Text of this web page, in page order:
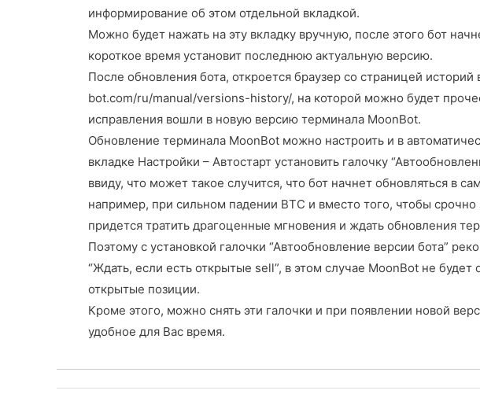
информирование об этом отдельной вкладкой.
Можно будет нажать на эту вкладку вручную, после этого бот
короткое время установит последнюю актуальную версию.
После обновления бота, откроется браузер со страницей
bot.com/ru/manual/versions-history/, на которой можно будет
исправления вошли в новую версию терминала MoonBot.
Обновление терминала MoonBot можно настроить и в
вкладке Настройки – Автостарт установить галочку
ввиду, что может такое случится, что бот начнет обновляться в
например, при сильном падении BTC и вместо того, чтобы срочно
придется тратить драгоценные мгновения и ждать обновления
Поэтому с установкой галочки “Автообновление версии бота”
“Ждать, если есть открытые sell”, в этом случае MoonBot не будет
открытые позиции.
Кроме этого, можно снять эти галочки и при появлении новой
удобное для Вас время.